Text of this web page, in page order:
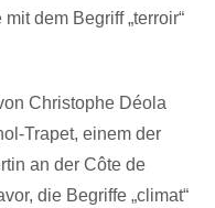
dem Begriff „terroir“
Christophe Déola
Trapet, einem der
an der Côte de
die Begriffe „climat“